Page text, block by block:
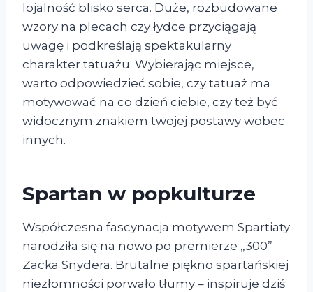
lojalność blisko serca. Duże, rozbudowane
wzory na plecach czy łydce przyciągają
uwagę i podkreślają spektakularny
charakter tatuażu. Wybierając miejsce,
warto odpowiedzieć sobie, czy tatuaż ma
motywować na co dzień ciebie, czy też być
widocznym znakiem twojej postawy wobec
innych.
Spartan w popkulturze
Współczesna fascynacja motywem Spartiaty
narodziła się na nowo po premierze „300”
Zacka Snydera. Brutalne piękno spartańskiej
niezłomności porwało tłumy – inspiruje dziś